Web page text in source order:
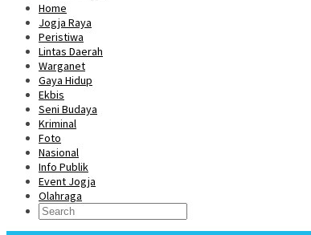
Home
Jogja Raya
Peristiwa
Lintas Daerah
Warganet
Gaya Hidup
Ekbis
Seni Budaya
Kriminal
Foto
Nasional
Info Publik
Event Jogja
Olahraga